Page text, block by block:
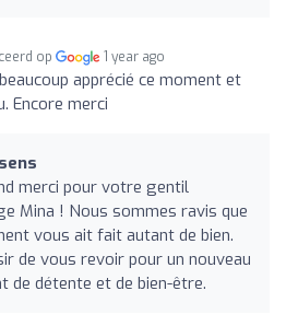
op 1 year ago
apprécié ce moment et
Encore merci
merci pour votre gentil
Mina ! Nous sommes ravis que
vous ait fait autant de bien.
de vous revoir pour un nouveau
de détente et de bien-être.